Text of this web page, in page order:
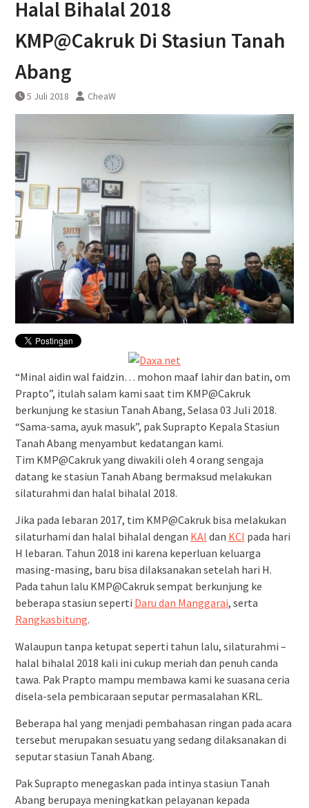
DAWONSYS
Layanan Kereta Api Srilelawangsa
Halal Bihalal 2018
KMP@Cakruk Di Stasiun Tanah
Abang
5 Juli 2018 CheaW
“Minal aidin wal faidzin… mohon maaf lahir dan batin, om
Prapto”, itulah salam kami saat tim KMP@Cakruk
berkunjung ke stasiun Tanah Abang, Selasa 03 Juli 2018.
“Sama-sama, ayuk masuk”, pak Suprapto Kepala Stasiun
Tanah Abang menyambut kedatangan kami.
Tim KMP@Cakruk yang diwakili oleh 4 orang sengaja
datang ke stasiun Tanah Abang bermaksud melakukan
silaturahmi dan halal bihalal 2018.
Jika pada lebaran 2017, tim KMP@Cakruk bisa melakukan
silaturhami dan halal bihalal dengan KAI dan KCI pada hari
H lebaran. Tahun 2018 ini karena keperluan keluarga
masing-masing, baru bisa dilaksanakan setelah hari H.
Pada tahun lalu KMP@Cakruk sempat berkunjung ke
beberapa stasiun seperti Daru dan Manggarai, serta
Rangkasbitung.
Walaupun tanpa ketupat seperti tahun lalu, silaturahmi –
halal bihalal 2018 kali ini cukup meriah dan penuh canda
tawa. Pak Prapto mampu membawa kami ke suasana ceria
disela-sela pembicaraan seputar permasalahan KRL.
Beberapa hal yang menjadi pembahasan ringan pada acara
tersebut merupakan sesuatu yang sedang dilaksanakan di
seputar stasiun Tanah Abang.
Pak Suprapto menegaskan pada intinya stasiun Tanah
Abang berupaya meningkatkan pelayanan kepada